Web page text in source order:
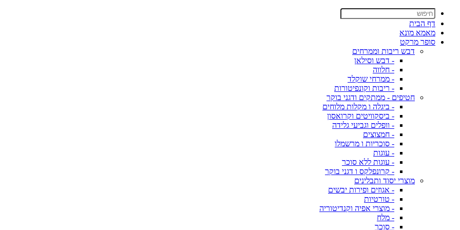
דף הבית
מאמא מונא
סופר מרקט
דבש ריבות וממרחים
- דבש וסילאן
- חלווה
- ממרחי שוקלד
- ריבות וקונפיטורות
חטיפים - ממתקים ודגני בוקר
- ביגלה ו מקלות מלוחים
- ביסקוויטים וקרואסון
- וופלים וגביעי גלידה
- חמצוצים
- סוכריות ו מרשמלו
- עוגות
- עוגות ללא סוכר
- קרונפלקס ו דגני בוקר
מוצרי יסוד ותבלינים
- אגוזים ופירות יבשים
- טורטיות
- מוצרי אפיה וקנדיטוריה
- מלח
- סוכר